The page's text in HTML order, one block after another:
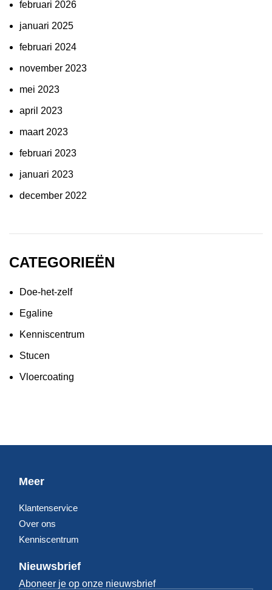
februari 2026
januari 2025
februari 2024
november 2023
mei 2023
april 2023
maart 2023
februari 2023
januari 2023
december 2022
CATEGORIEËN
Doe-het-zelf
Egaline
Kenniscentrum
Stucen
Vloercoating
Meer
Klantenservice
Over ons
Kenniscentrum
Nieuwsbrief
Aboneer je op onze nieuwsbrief